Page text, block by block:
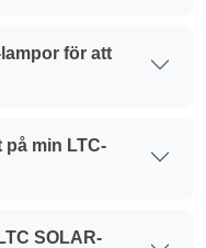
för att
min LTC-
SOLAR-